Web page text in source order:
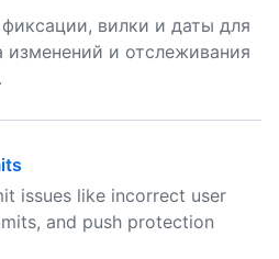
вилки и даты для
изменений и отслеживания
issues like incorrect user
and push protection